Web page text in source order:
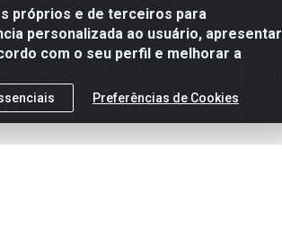
próprios e de terceiros para
personalizada ao usuário, apresentar
com o seu perfil e melhorar a
Preferências de Cookies